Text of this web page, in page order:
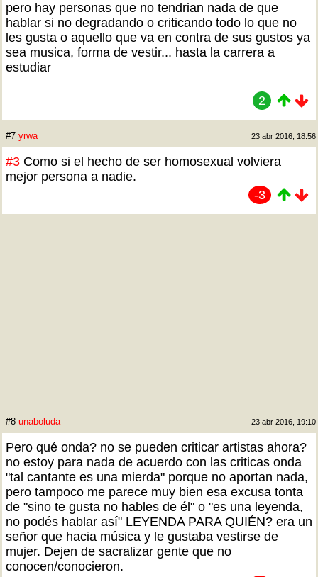
pero hay personas que no tendrian nada de que
hablar si no degradando o criticando todo lo que no
les gusta o aquello que va en contra de sus gustos ya
sea musica, forma de vestir... hasta la carrera a
estudiar
2
#7 yrwa 23 abr 2016, 18:56
#3 Como si el hecho de ser homosexual volviera
mejor persona a nadie.
-3
#8 unaboluda 23 abr 2016, 19:10
Pero qué onda? no se pueden criticar artistas ahora?
no estoy para nada de acuerdo con las criticas onda
"tal cantante es una mierda" porque no aportan nada,
pero tampoco me parece muy bien esa excusa tonta
de "sino te gusta no hables de él" o "es una leyenda,
no podés hablar así" LEYENDA PARA QUIÉN? era un
señor que hacia música y le gustaba vestirse de
mujer. Dejen de sacralizar gente que no
conocen/conocieron.